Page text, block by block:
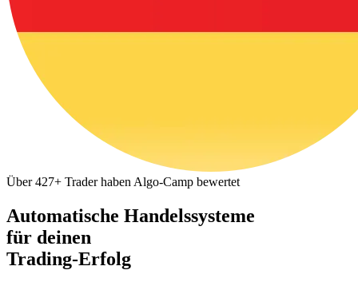
Über 427+ Trader haben Algo-Camp bewertet
Automatische Handelssysteme
für deinen
Trading-Erfolg